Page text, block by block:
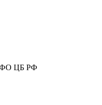
ЦБ РФ